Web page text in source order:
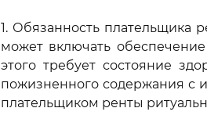
1. Обязанность плательщика
может включать
этого требует состояние
пожизненного содержания с
плательщиком ренты